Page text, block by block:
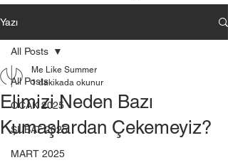
Yazı
All Posts
OCAK 2025
ŞUBAT 2025
MART 2025
All Posts
Elimizi Neden Bazı
Kumaşlardan Çekemeyiz?
Me Like Summer
1 dakikada okunur